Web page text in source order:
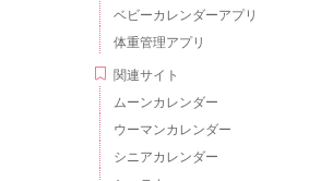
ベビーカレンダーアプリ
体重管理アプリ
関連サイト
ムーンカレンダー
ウーマンカレンダー
シニアカレンダー